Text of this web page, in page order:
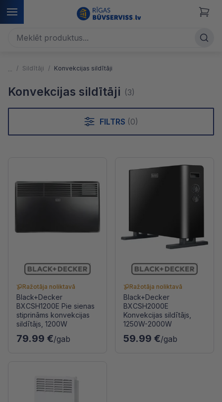
Sildītāji Konvekcijas sildītāji
Konvekcijas sildītāji (3)
FILTRS (0)
Ražotāja noliktavā
Black+Decker
BXCSH1200E Pie sienas
stiprināms konvekcijas
sildītājs, 1200W
79.99 €/gab
Ražotāja noliktavā
Black+Decker
BXCSH2000E
Konvekcijas sildītājs,
1250W-2000W
59.99 €/gab